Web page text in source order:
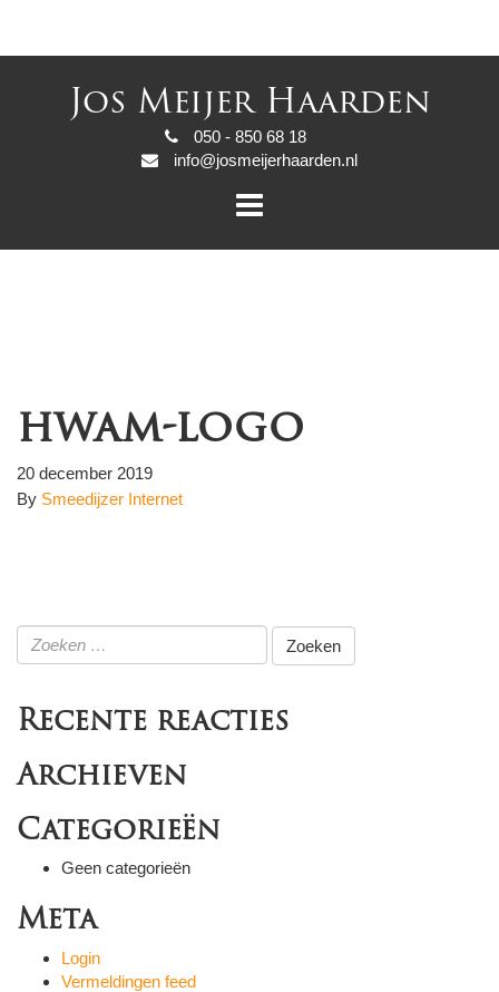
Jos Meijer Haarden
050 - 850 68 18
info@josmeijerhaarden.nl
hwam-logo
20 december 2019
By Smeedijzer Internet
Zoeken
naar:
Recente reacties
Archieven
Categorieën
Geen categorieën
Meta
Login
Vermeldingen feed